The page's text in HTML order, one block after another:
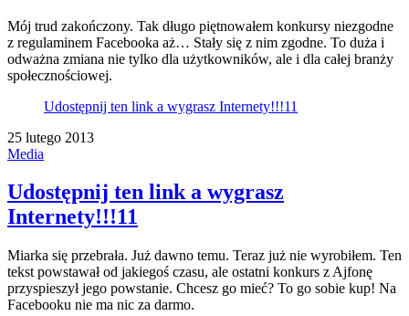
Mój trud zakończony. Tak długo piętnowałem konkursy niezgodne
z regulaminem Facebooka aż… Stały się z nim zgodne. To duża i
odważna zmiana nie tylko dla użytkowników, ale i dla całej branży
społecznościowej.
Udostępnij ten link a wygrasz Internety!!!11
25 lutego 2013
Media
Udostępnij ten link a wygrasz
Internety!!!11
Miarka się przebrała. Już dawno temu. Teraz już nie wyrobiłem. Ten
tekst powstawał od jakiegoś czasu, ale ostatni konkurs z Ajfonę
przyspieszył jego powstanie. Chcesz go mieć? To go sobie kup! Na
Facebooku nie ma nic za darmo.